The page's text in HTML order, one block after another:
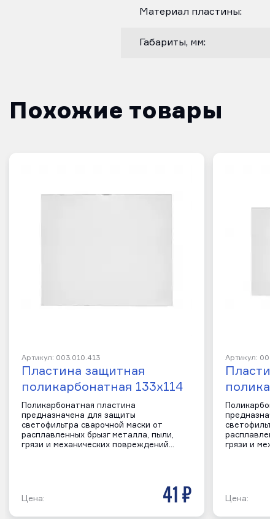
Материал пластины:
Габариты, мм:
Похожие товары
Артикул: 003.010.413
Пластина защитная
поликарбонатная 133х114
Поликарбонатная пластина
предназначена для защиты
светофильтра сварочной маски от
расплавленных брызг металла, пыли,
грязи и механических повреждений…
Цена: 41 р
Артикул:
грязи и
Цена: